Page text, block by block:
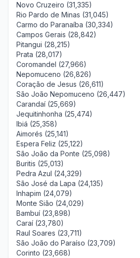
Novo Cruzeiro (31,335)
Rio Pardo de Minas (31,045)
Carmo do Paranaíba (30,334)
Campos Gerais (28,842)
Pitangui (28,215)
Prata (28,017)
Coromandel (27,966)
Nepomuceno (26,826)
Coração de Jesus (26,611)
São João Nepomuceno (26,447)
Carandaí (25,669)
Jequitinhonha (25,474)
Ibiá (25,358)
Aimorés (25,141)
Espera Feliz (25,122)
São João da Ponte (25,098)
Buritis (25,013)
Pedra Azul (24,329)
São José da Lapa (24,135)
Inhapim (24,079)
Monte Sião (24,029)
Bambuí (23,898)
Caraí (23,780)
Raul Soares (23,711)
São João do Paraíso (23,709)
Corinto (23,668)